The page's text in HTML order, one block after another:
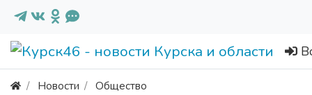
Новости Общество